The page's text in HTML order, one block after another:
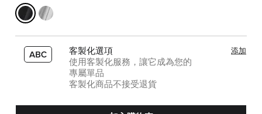
客製化選項
使用客製化服務，讓它成為您的
專屬單品
客製化商品不接受退貨
添加